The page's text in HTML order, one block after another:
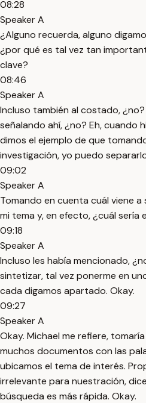
08:28
Speaker A
¿Alguno recuerda, alguno
¿por qué es tal vez tan
clave?
08:46
Speaker A
Incluso también al costado,
señalando ahí, ¿no? Eh, cuando
dimos el ejemplo de que
investigación, yo puedo
09:02
Speaker A
Tomando en cuenta cuál viene a
mi tema y, en efecto, ¿cuál sería
09:18
Speaker A
Incluso les había mencionado,
sintetizar, tal vez ponerme en
cada digamos apartado. Okay.
09:27
Speaker A
Okay. Michael me refiere,
muchos documentos con las
ubicamos el tema de interés.
irrelevante para nuestración,
búsqueda es más rápida. Okay.